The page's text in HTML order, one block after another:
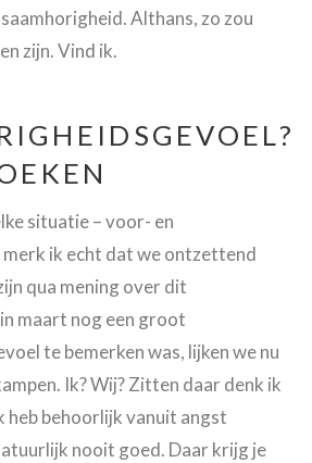
Althans, zo zou
zijn. Vind ik.
situatie – voor- en
ik echt dat we ontzettend
qua mening over dit
maart nog een groot
te bemerken was, lijken we nu
Ik? Wij? Zitten daar denk ik
heb behoorlijk vanuit angst
nooit goed. Daar krijg je